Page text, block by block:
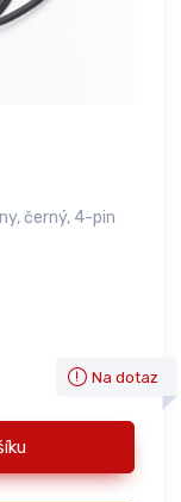
černý, 4-pin
Na dotaz